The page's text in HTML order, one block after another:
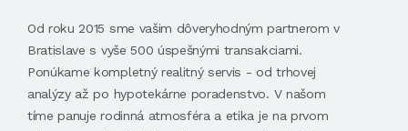
Od roku 2015 sme vašim dôveryhodným partnerom v
Bratislave s vyše 500 úspešnými transakciami.
Ponúkame kompletný realitný servis - od trhovej
analýzy až po hypotekárne poradenstvo. V našom
tíme panuje rodinná atmosféra a etika je na prvom